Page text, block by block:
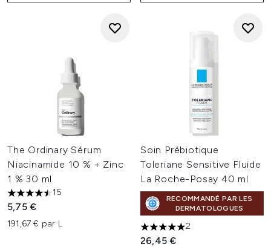
The Ordinary Sérum
Niacinamide 10 % + Zinc
1 % 30 ml
4.47 étoiles sur un maximum de 5
15
5,75 €
191,67 € par L
Soin Prébiotique
Toleriane Sensitive Fluide
La Roche-Posay 40 ml
RECOMMANDÉ PAR LES
DERMATOLOGUES
5 étoiles sur un maximum de
2
26,45 €